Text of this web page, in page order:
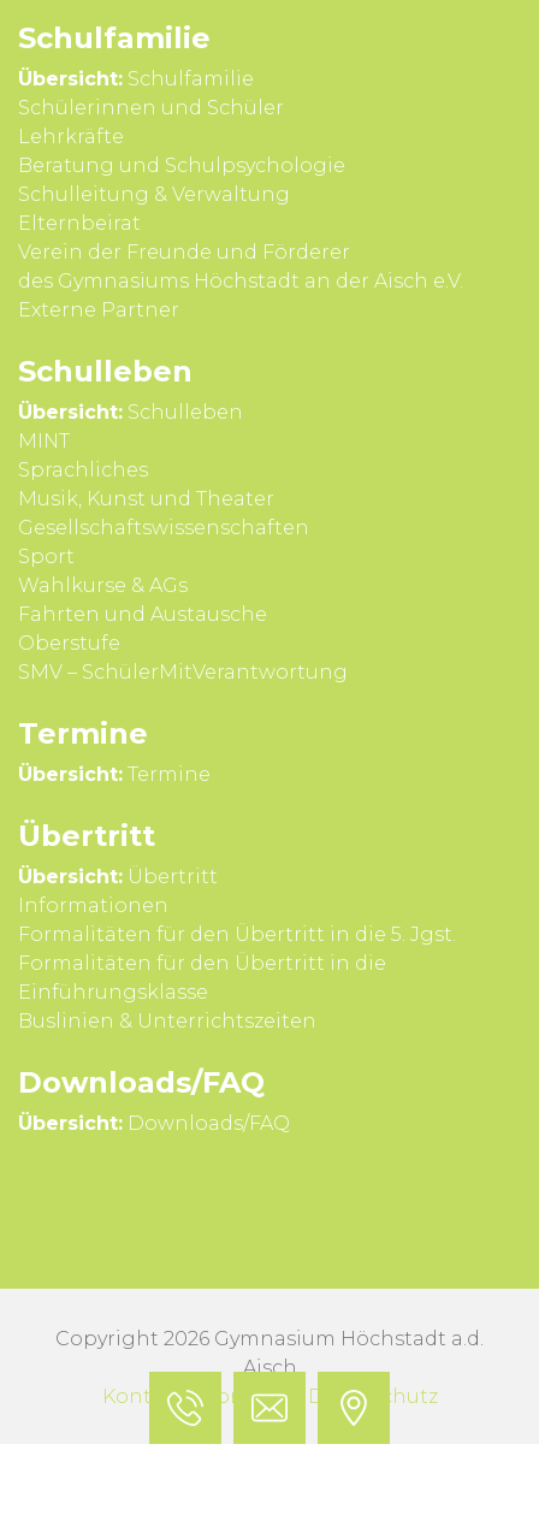
Schul­familie
Übersicht: Schulfamilie
Schülerinnen und Schüler
Lehrkräfte
Beratung und Schul­psycho­logie
Schul­leitung & Verwal­tung
Eltern­beirat
Verein der Freunde und Förderer
des Gymnasiums Höchstadt an der Aisch e.V.
Externe Partner
Schul­leben
Übersicht: Schulleben
MINT
Sprach­liches
Musik, Kunst und Theater
Gesell­schafts­wissen­schaften
Sport
Wahl­kurse & AGs
Fahrten und Aus­tausche
Ober­stufe
SMV – SchülerMitVerantwortung
Termine
Übersicht: Termine
Übertritt
Übersicht: Übertritt
Infor­mationen
Formali­täten für den Über­tritt in die 5. Jgst.
Formali­täten für den Über­tritt in die
Einführungsklasse
Buslinien & Unterrichts­zeiten
Downloads/FAQ
Übersicht: Downloads/FAQ
Copyright 2026 Gymnasium Höchstadt a.d.
Aisch
Kontakt Impressum Datenschutz